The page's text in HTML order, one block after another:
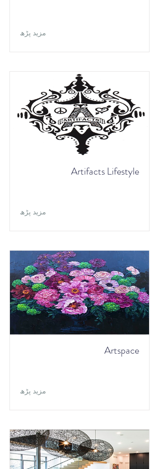
مزید پڑھ
Artifacts Lifestyle
مزید پڑھ
Artspace
مزید پڑھ